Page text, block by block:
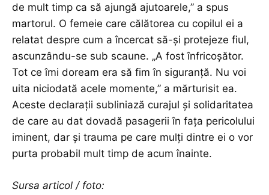
de mult timp ca să ajungă ajutoarele,” a spus
martorul. O femeie care călătorea cu copilul ei a
relatat despre cum a încercat să-și protejeze fiul,
ascunzându-se sub scaune. „A fost înfricoșător.
Tot ce îmi doream era să fim în siguranță. Nu voi
uita niciodată acele momente,” a mărturisit ea.
Aceste declarații subliniază curajul și solidaritatea
de care au dat dovadă pasagerii în fața pericolului
iminent, dar și trauma pe care mulți dintre ei o vor
purta probabil mult timp de acum înainte.
Sursa articol / foto: